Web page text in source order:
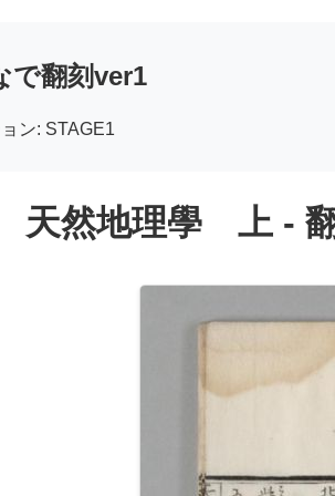
で翻刻ver1
ン: STAGE1
天然地理學 上 -